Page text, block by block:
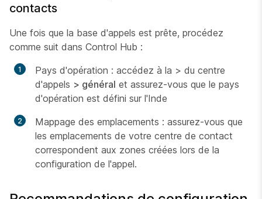
contacts
Une fois que la base d'appels est prête, procédez
comme suit dans Control Hub :
Pays d'opération : accédez à la > du centre
d'appels > général et assurez-vous que le pays
d'opération est défini sur l'Inde
Mappage des emplacements : assurez-vous que
les emplacements de votre centre de contact
correspondent aux zones créées lors de la
configuration de l'appel.